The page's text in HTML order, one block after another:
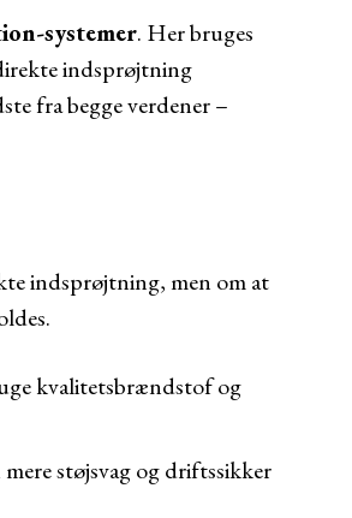
systemer. Her bruges
indsprøjtning
fra begge verdener –
indsprøjtning, men om at
kvalitetsbrændstof og
støjsvag og driftssikker